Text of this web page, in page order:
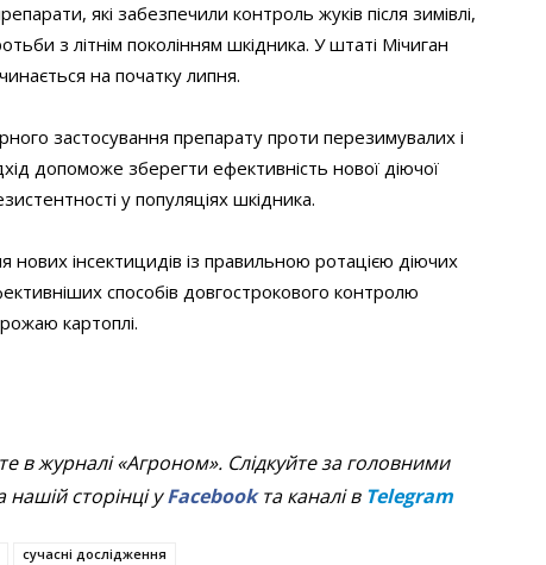
які забезпечили контроль жуків після зимівлі,
з літнім поколінням шкідника. У штаті Мічиган
на початку липня.
застосування препарату проти перезимувалих і
допоможе зберегти ефективність нової діючої
у популяціях шкідника.
інсектицидів із правильною ротацією діючих
способів довгострокового контролю
картоплі.
в журналі «Агроном». Слідкуйте за головними
сторінці уFacebookта каналі в Telegram
сучасні дослідження